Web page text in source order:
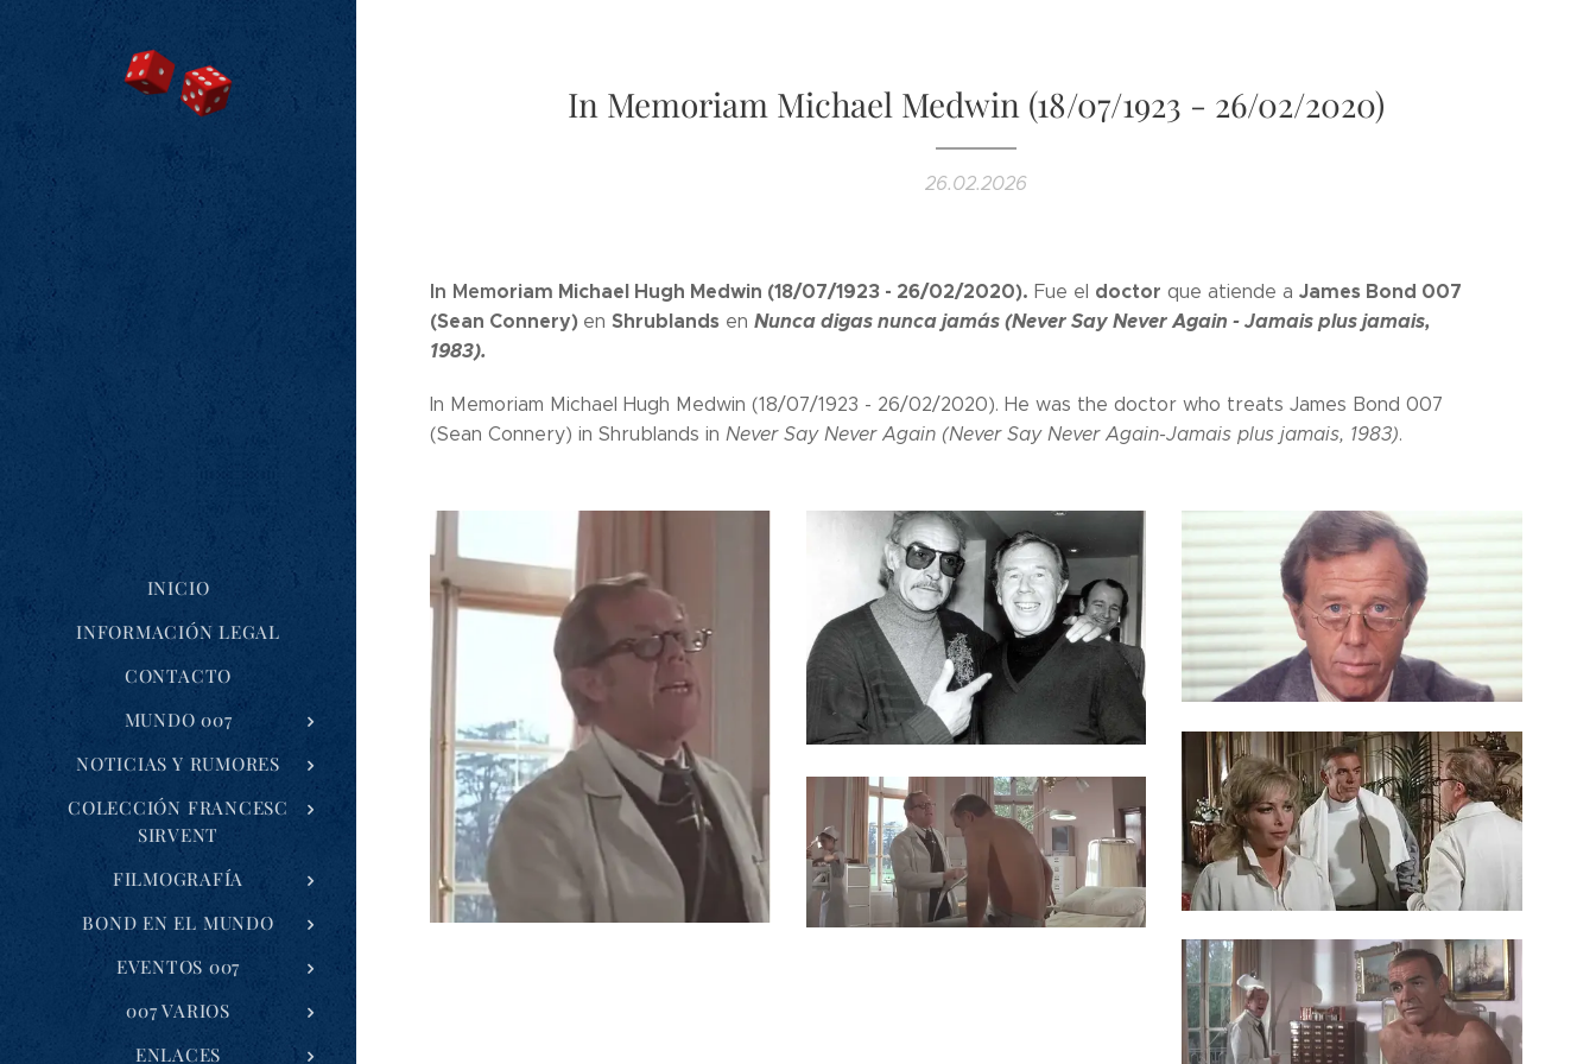
INICIO
INFORMACIÓN LEGAL
CONTACTO
MUNDO 007
NOTICIAS Y RUMORES
COLECCIÓN FRANCESC
SIRVENT
FILMOGRAFÍA
BOND EN EL MUNDO
EVENTOS 007
007 VARIOS
ENLACES
In Memoriam Michael Medwin (18/07/1923 - 26/02/2020)
26.02.2026
In Memoriam Michael Hugh Medwin (18/07/1923 - 26/02/2020). Fue el doctor que atiende a James Bond 007
(Sean Connery) en Shrublands en Nunca digas nunca jamás (Never Say Never Again - Jamais plus jamais,
1983).
In Memoriam Michael Hugh Medwin (18/07/1923 - 26/02/2020). He was the doctor who treats James Bond 007
(Sean Connery) in Shrublands in Never Say Never Again (Never Say Never Again-Jamais plus jamais, 1983).